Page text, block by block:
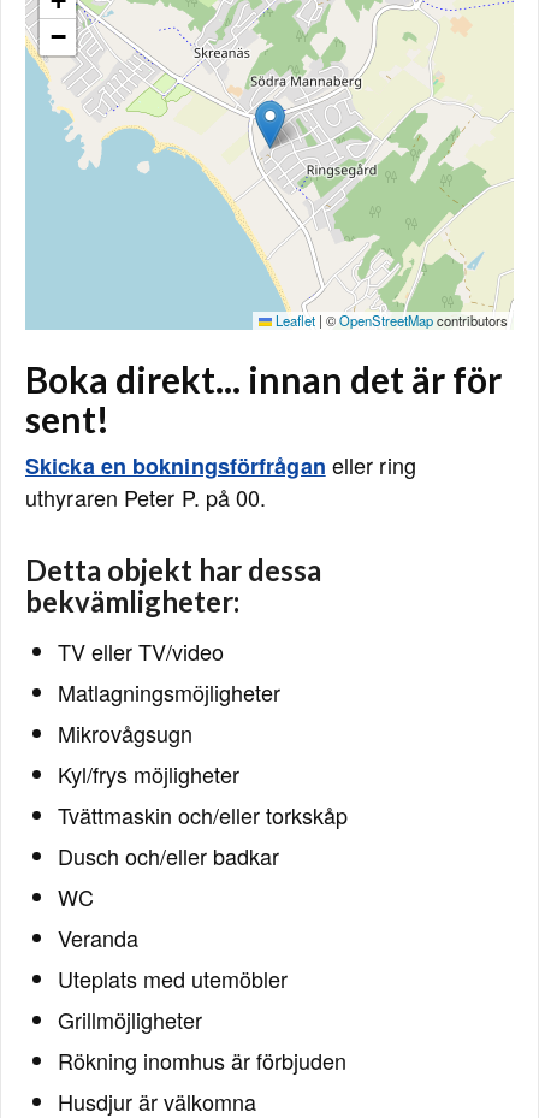
−
Leaflet | ©OpenStreetMapcontributors
Boka direkt... innan det är för
sent!
Skicka en bokningsförfrågan eller ring
uthyraren Peter P. på 00.
Detta objekt har dessa
bekvämligheter:
TV eller TV/video
Matlagningsmöjligheter
Mikrovågsugn
Kyl/frys möjligheter
Tvättmaskin och/eller torkskåp
Dusch och/eller badkar
WC
Veranda
Uteplats med utemöbler
Grillmöjligheter
Rökning inomhus är förbjuden
Husdjur är välkomna